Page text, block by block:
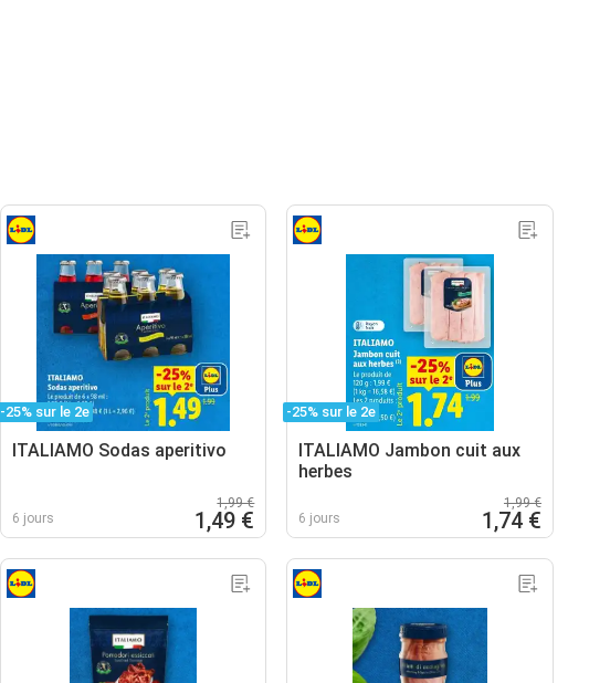
-25% sur le 2e
ITALIAMO Sodas aperitivo
6 jours
1,99 €
1,49 €
-25% sur le 2e
ITALIAMO Jambon cuit aux
herbes
6 jours
1,99 €
1,74 €